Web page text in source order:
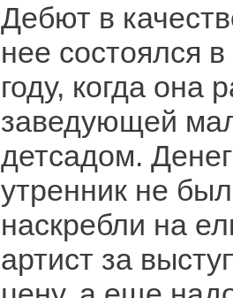
Дебют в
нее состоялся
году, когда она
заведующей
детсадом.
утренник не
наскребли на
артист за